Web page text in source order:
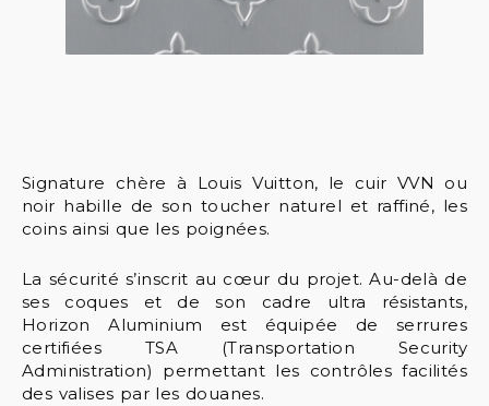
Signature chère à Louis Vuitton, le cuir VVN ou
noir habille de son toucher naturel et raffiné, les
coins ainsi que les poignées.
La sécurité s’inscrit au cœur du projet. Au-delà de
ses coques et de son cadre ultra résistants,
Horizon Aluminium est équipée de serrures
certifiées TSA (Transportation Security
Administration) permettant les contrôles facilités
des valises par les douanes.